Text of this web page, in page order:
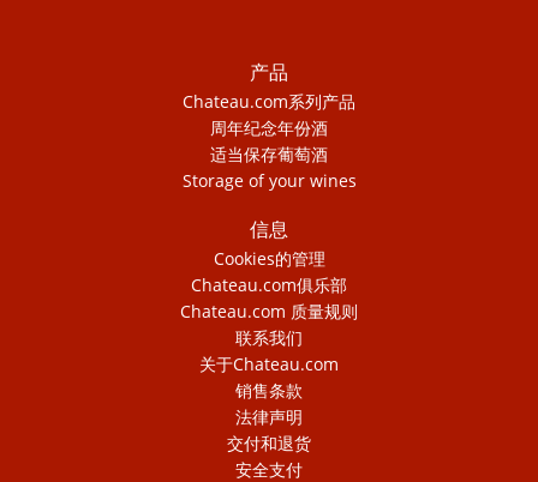
产品
Chateau.com系列产品
周年纪念年份酒
适当保存葡萄酒
Storage of your wines
信息
Cookies的管理
Chateau.com俱乐部
Chateau.com 质量规则
联系我们
关于Chateau.com
销售条款
法律声明
交付和退货
安全支付